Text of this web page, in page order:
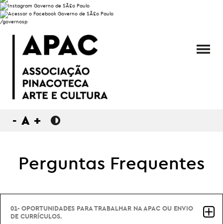
/governosp
- A +
Perguntas Frequentes
01- OPORTUNIDADES PARA TRABALHAR NA APAC OU ENVIO
DE CURRÍCULOS.